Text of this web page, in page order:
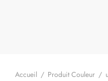
Accueil / Produit Couleur /